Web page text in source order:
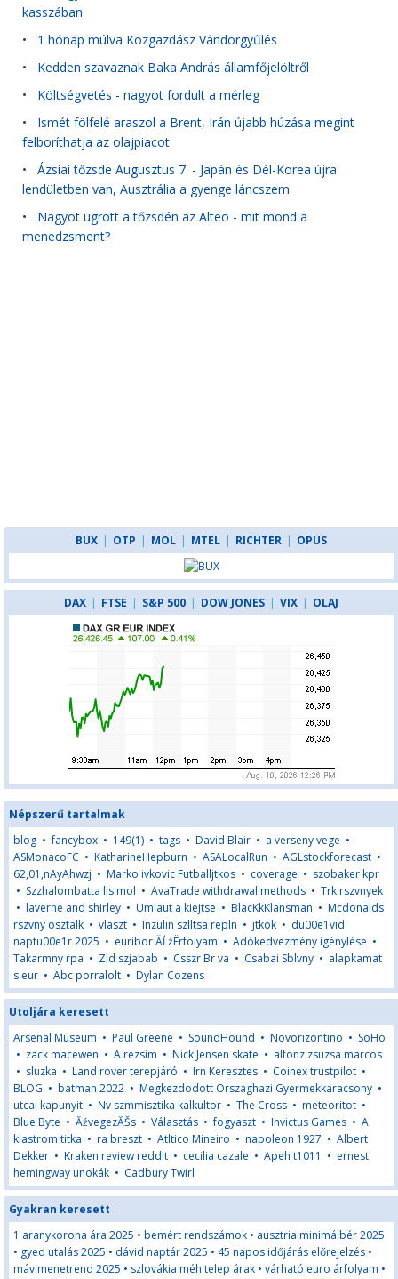
kasszában
• 1 hónap múlva Közgazdász Vándorgyűlés
• Kedden szavaznak Baka András államfőjelöltről
• Költségvetés - nagyot fordult a mérleg
• Ismét fölfelé araszol a Brent, Irán újabb húzása megint
felboríthatja az olajpiacot
• Ázsiai tőzsde Augusztus 7. - Japán és Dél-Korea újra
lendületben van, Ausztrália a gyenge láncszem
• Nagyot ugrott a tőzsdén az Alteo - mit mond a
menedzsment?
BUX | OTP | MOL | MTEL | RICHTER | OPUS
DAX | FTSE | S&P 500 | DOW JONES | VIX | OLAJ
Népszerű tartalmak
blog •fancybox • 149(1) • tags • David Blair • a verseny vege •
ASMonacoFC • KatharineHepburn • ASALocalRun • AGLstockforecast •
62,01,nAyAhwzj • Marko ivkovic Futballjtkos • coverage • szobaker kpr
• Szzhalombatta lls mol • AvaTrade withdrawal methods • Trk rszvnyek
• laverne and shirley • Umlaut a kiejtse • BlacKkKlansman • Mcdonalds
rszvny osztalk • vlaszt • Inzulin szlltsa repln • jtkok • du00e1vid
naptu00e1r 2025 • euribor ÄĹźËrfolyam • Adókedvezmény igénylése •
Takarmny rpa • Zld szjabab • Csszr Br va • Csabai Sblvny • alapkamat
s eur • Abc porralolt • Dylan Cozens
Utoljára keresett
Arsenal Museum • Paul Greene • SoundHound • Novorizontino • SoHo
• zack macewen • A rezsim • Nick Jensen skate • alfonz zsuzsa marcos
• sluzka • Land rover terepjáró • Irn Keresztes • Coinex trustpilot •
BLOG • batman 2022 • Megkezdodott Orszaghazi Gyermekkaracsony •
utcai kapunyit • Nv szmmisztika kalkultor • The Cross • meteoritot •
Blue Byte • ĂźvegezĂŠs • Választás •fogyaszt • Invictus Games • A
klastrom titka • ra breszt • Atltico Mineiro • napoleon 1927 • Albert
Dekker • Kraken review reddit • cecilia cazale • Apeh t1011 • ernest
hemingway unokák • Cadbury Twirl
Gyakran keresett
1 aranykorona ára 2025 • bemért rendszámok • ausztria minimálbér 2025
• gyed utalás 2025 • dávid naptár 2025 • 45 napos időjárás előrejelzés •
máv menetrend 2025 • szlovákia méh telep árak • várható euro árfolyam •